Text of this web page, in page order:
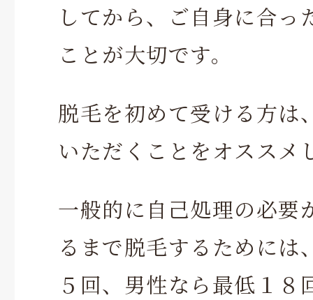
してから、ご自身に合っ
ことが大切です。
脱毛を初めて受ける方は
いただくことをオススメ
一般的に自己処理の必要
るまで脱毛するためには
５回、男性なら最低１８